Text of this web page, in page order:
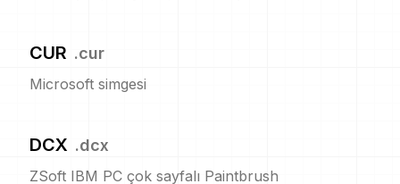
CUR .cur
Microsoft simgesi
DCX .dcx
ZSoft IBM PC çok sayfalı Paintbrush